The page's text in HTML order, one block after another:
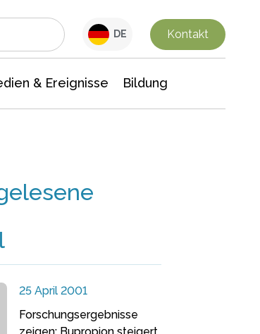
DE Kontakt
& Ereignisse Bildung
25 April 2001
Forschungsergebnisse
zeigen: Bupropion steigert